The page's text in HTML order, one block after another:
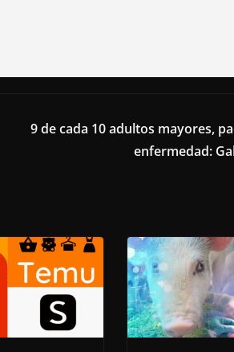
9 de cada 10 adultos mayores,
enfermedad: